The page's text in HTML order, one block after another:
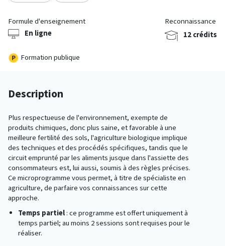
Formule d'enseignement
En ligne
Reconnaissance
12 crédits
Formation publique
Description
Plus respectueuse de l'environnement, exempte de
produits chimiques, donc plus saine, et favorable à une
meilleure fertilité des sols, l'agriculture biologique implique
des techniques et des procédés spécifiques, tandis que le
circuit emprunté par les aliments jusque dans l'assiette des
consommateurs est, lui aussi, soumis à des règles précises.
Ce microprogramme vous permet, à titre de spécialiste en
agriculture, de parfaire vos connaissances sur cette
approche.
Temps partiel : ce programme est offert uniquement à
temps partiel; au moins 2 sessions sont requises pour le
réaliser.